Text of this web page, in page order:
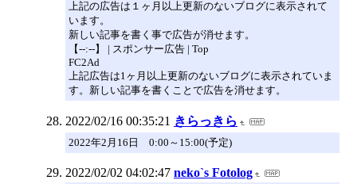
上記の広告は１ヶ月以上更新のないブログに表示されて
います。
新しい記事を書く事で広告が消せます。
【--:--】 | スポンサー広告 | Top
FC2Ad
上記広告は1ヶ月以上更新のないブログに表示されていま
す。新しい記事を書くことで広告を消せます。
2022/02/16 00:35:21 きらっきら
2022年2月16日 0:00～15:00(予定)
2022/02/02 04:02:47 neko`s Fotolog